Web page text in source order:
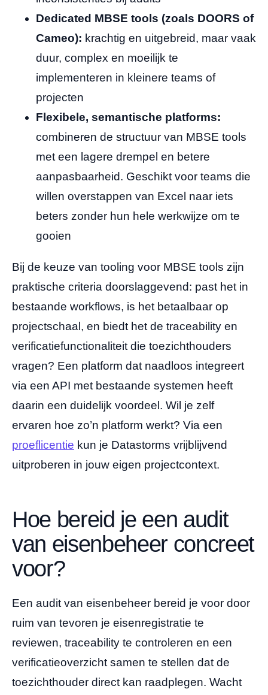
Dedicated MBSE tools (zoals DOORS of
Cameo): krachtig en uitgebreid, maar vaak
duur, complex en moeilijk te
implementeren in kleinere teams of
projecten
Flexibele, semantische platforms:
combineren de structuur van MBSE tools
met een lagere drempel en betere
aanpasbaarheid. Geschikt voor teams die
willen overstappen van Excel naar iets
beters zonder hun hele werkwijze om te
gooien
Bij de keuze van tooling voor MBSE tools zijn
praktische criteria doorslaggevend: past het in
bestaande workflows, is het betaalbaar op
projectschaal, en biedt het de traceability en
verificatiefunctionaliteit die toezichthouders
vragen? Een platform dat naadloos integreert
via een API met bestaande systemen heeft
daarin een duidelijk voordeel. Wil je zelf
ervaren hoe zo’n platform werkt? Via een
proeflicentie kun je Datastorms vrijblijvend
uitproberen in jouw eigen projectcontext.
Hoe bereid je een audit
van eisenbeheer concreet
voor?
Een audit van eisenbeheer bereid je voor door
ruim van tevoren je eisenregistratie te
reviewen, traceability te controleren en een
verificatieoverzicht samen te stellen dat de
toezichthouder direct kan raadplegen. Wacht